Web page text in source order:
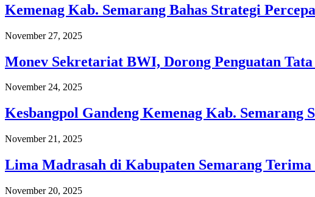
Kemenag Kab. Semarang Bahas Strategi
November 27, 2025
Monev Sekretariat BWI, Dorong Penguatan
November 24, 2025
Kesbangpol Gandeng Kemenag Kab. Semarang
November 21, 2025
Lima Madrasah di Kabupaten Semarang
November 20, 2025